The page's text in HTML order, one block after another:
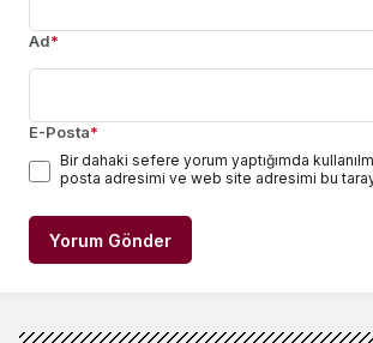
Ad*
E-Posta*
Bir dahaki sefere yorum yaptığımda
posta adresimi ve web site adresimi bu
Yorum Gönder